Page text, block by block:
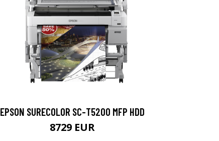
EPSON SURECOLOR SC-T5200 MFP HDD
8729 EUR